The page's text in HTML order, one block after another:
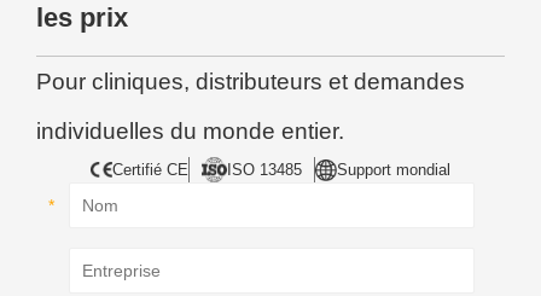
les prix
Pour cliniques, distributeurs et demandes
individuelles du monde entier.
Certifié CE ISO 13485 Support mondial